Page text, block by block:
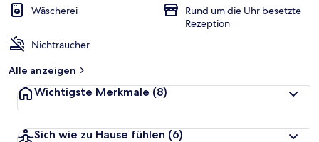
Wäscherei
Rund um die Uhr besetzte
Rezeption
Nichtraucher
Alle anzeigen
Wichtigste Merkmale (8)
Sich wie zu Hause fühlen (6)